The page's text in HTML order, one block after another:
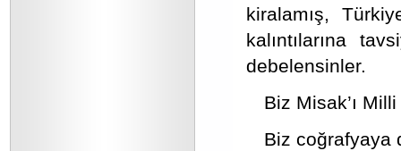
kiralamış,
kalıntılarına
debelensinler.
Biz Misak’ı
Biz coğrafyaya